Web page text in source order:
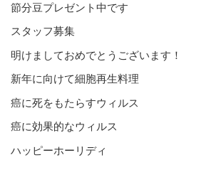
節分豆プレゼント中です
スタッフ募集
明けましておめでとうございます！
新年に向けて細胞再生料理
癌に死をもたらすウィルス
癌に効果的なウィルス
ハッピーホーリディ